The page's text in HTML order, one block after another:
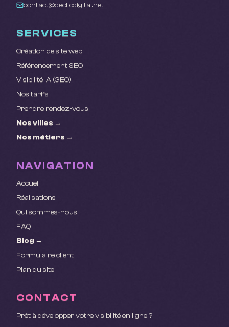
contact@declicdigital.net
SERVICES
Création de site web
Référencement SEO
Visibilité IA (GEO)
Nos tarifs
Prendre rendez-vous
Nos villes →
Nos métiers →
NAVIGATION
Accueil
Réalisations
Qui sommes-nous
FAQ
Blog →
Formulaire client
Plan du site
CONTACT
Prêt à développer votre visibilité en ligne ?